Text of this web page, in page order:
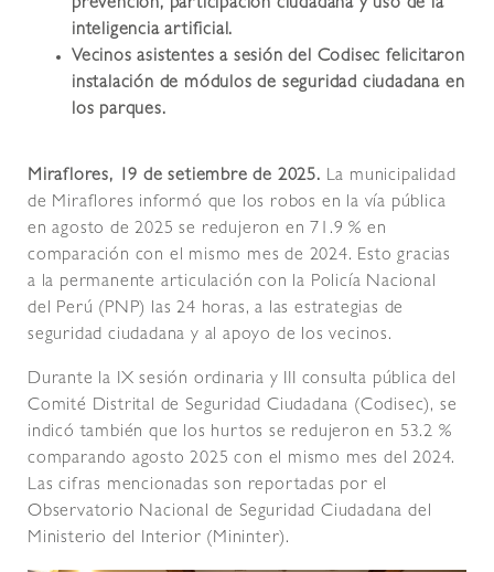
prevención, participación ciudadana y uso de la
inteligencia artificial.
Vecinos asistentes a sesión del Codisec felicitaron
instalación de módulos de seguridad ciudadana en
los parques.
Miraflores, 19 de setiembre de 2025. La municipalidad
de Miraflores informó que los robos en la vía pública
en agosto de 2025 se redujeron en 71.9 % en
comparación con el mismo mes de 2024. Esto gracias
a la permanente articulación con la Policía Nacional
del Perú (PNP) las 24 horas, a las estrategias de
seguridad ciudadana y al apoyo de los vecinos.
Durante la IX sesión ordinaria y III consulta pública del
Comité Distrital de Seguridad Ciudadana (Codisec), se
indicó también que los hurtos se redujeron en 53.2 %
comparando agosto 2025 con el mismo mes del 2024.
Las cifras mencionadas son reportadas por el
Observatorio Nacional de Seguridad Ciudadana del
Ministerio del Interior (Mininter).